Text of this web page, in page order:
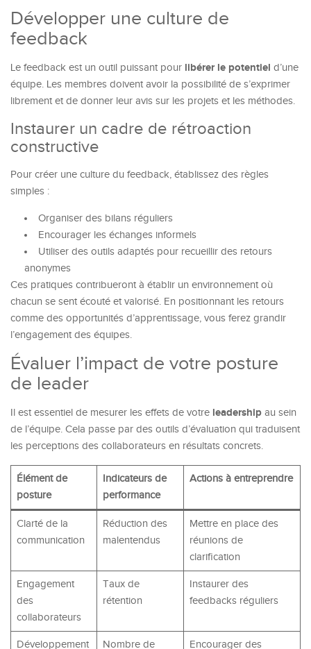
Développer une culture de
feedback
Le feedback est un outil puissant pour libérer le potentiel d’une
équipe. Les membres doivent avoir la possibilité de s’exprimer
librement et de donner leur avis sur les projets et les méthodes.
Instaurer un cadre de rétroaction
constructive
Pour créer une culture du feedback, établissez des règles
simples :
Organiser des bilans réguliers
Encourager les échanges informels
Utiliser des outils adaptés pour recueillir des retours
anonymes
Ces pratiques contribueront à établir un environnement où
chacun se sent écouté et valorisé. En positionnant les retours
comme des opportunités d’apprentissage, vous ferez grandir
l’engagement des équipes.
Évaluer l’impact de votre posture
de leader
Il est essentiel de mesurer les effets de votre leadership au sein
de l’équipe. Cela passe par des outils d’évaluation qui traduisent
les perceptions des collaborateurs en résultats concrets.
Élément de
posture
Indicateurs de
performance
Actions à entreprendre
Clarté de la
communication
Réduction des
malentendus
Mettre en place des
réunions de
clarification
Engagement
des
collaborateurs
Taux de
rétention
Instaurer des
feedbacks réguliers
Développement
Nombre de
Encourager des